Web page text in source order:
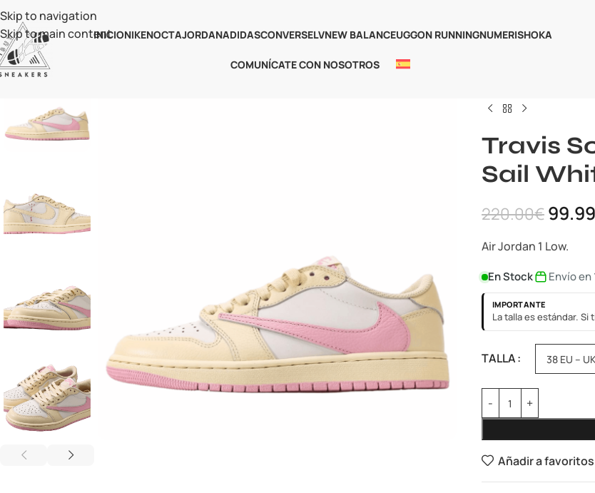
Skip to navigation
Skip to main content
INICIONIKENOCTAJORDANADIDASCONVERSELVNEW BALANCEUGGON RUNNINGNUMERISHOKA
COMUNÍCATE CON NOSOTROS
Travis
Sail
220.00€99.99
Air Jordan 1 Low.
En Stock Envío en
IMPORTANTE
La talla es estándar.
TALLA
Añadir a favoritos